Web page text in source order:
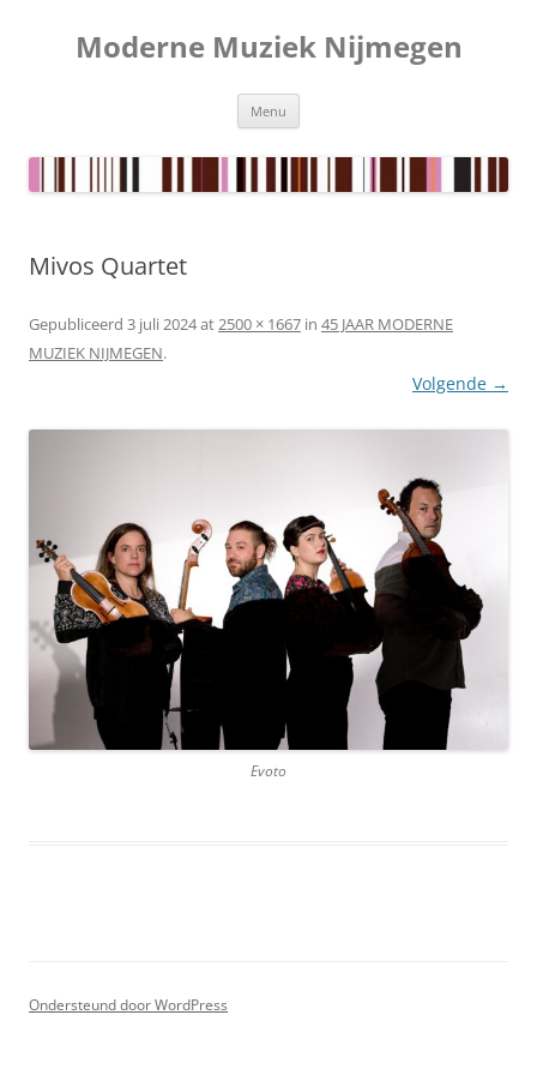
inhoudModerne Muziek Nijmegen
Menu
Mivos Quartet
Gepubliceerd 3 juli 2024at2500 × 1667 in 45 JAAR MODERNE
MUZIEK NIJMEGEN.
Volgende →
Evoto
Ondersteund door WordPress